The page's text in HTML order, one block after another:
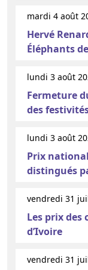
mardi 4 août
Hervé
Éléphants
lundi 3 août
Fermeture
des
lundi 3 août
Prix national
distingués
vendredi 31
Les prix des
d’Ivoire
vendredi 31